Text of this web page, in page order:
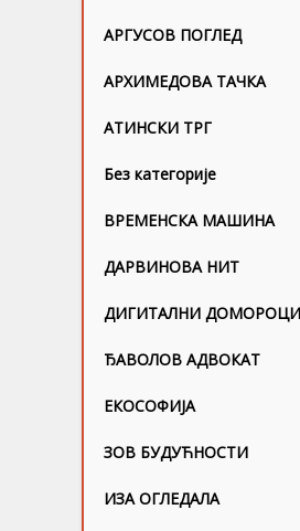
АРГУСОВ ПОГЛЕД
АРХИМЕДОВА ТАЧКА
АТИНСКИ ТРГ
Без категорије
ВРЕМЕНСКА МАШИНА
ДАРВИНОВА НИТ
ДИГИТАЛНИ ДОМОРОЦИ
ЂАВОЛОВ АДВОКАТ
ЕКОСОФИЈА
ЗОВ БУДУЋНОСТИ
ИЗА ОГЛЕДАЛА